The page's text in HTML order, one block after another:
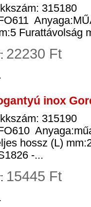
315180
Furattávolság
22230 Ft
inox
315190
hossz (L)
-...
15445 Ft